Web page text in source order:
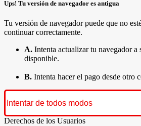
Ups! Tu versión de navegador es antigua
Tu versión de navegador puede que no
continuar correctamente.
A. Intenta actualizar tu navegador a
disponible.
B. Intenta hacer el pago desde otro
Intentar de todos modos
Derechos de los Usuarios